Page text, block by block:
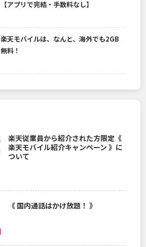
【アプリで完結・手数料なし】
楽天モバイルは、なんと、海外でも2GB
無料！
楽天従業員から紹介された方限定《
楽天モバイル紹介キャンペーン 》に
ついて
《 国内通話はかけ放題！ 》